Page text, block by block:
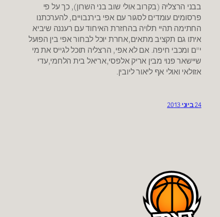
בבני הרצליה (בקרוב אולי שוב בני השרון), כך על פי
פרסומים עומדים לסגור עם אפי בירנבויים, להערכתנו
החתימה תהיי תלויה בהחזרת האיחוד עם רעננה שיביא
איתו גם תקציב מתאים,אחרת יוכל לבחור אפי בין הפועל
י"ם ומכבי חיפה. אם לא אפי, הרצליה תוכל לגייס את מי
שיישאר פנוי מבין אריק אלפסי,אריאל בית הלחמי,עדי
אזולאי ואולי אף ליאור ליובין.
24 ביוני 2013